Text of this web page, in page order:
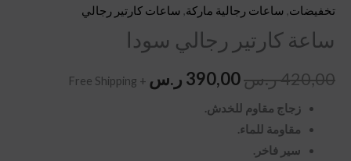
تخفيضات ساعات رجالية ماركة ساعات كارتير رجالي
ساعة كارتير رجالي سودا
420,00ر.س
420,00 ر.س.
390,00 ر.س
390,00 ر.س.
+ Free Shipping
زجاج مقاوم للخدش.
مقاومة للماء.
سير فاخر.
سودا